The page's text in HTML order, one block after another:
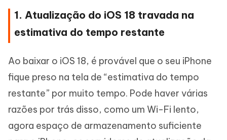
1. Atualização do iOS 18 travada na
estimativa do tempo restante
Ao baixar o iOS 18, é provável que o seu iPhone
fique preso na tela de “estimativa do tempo
restante” por muito tempo. Pode haver várias
razões por trás disso, como um Wi-Fi lento,
agora espaço de armazenamento suficiente